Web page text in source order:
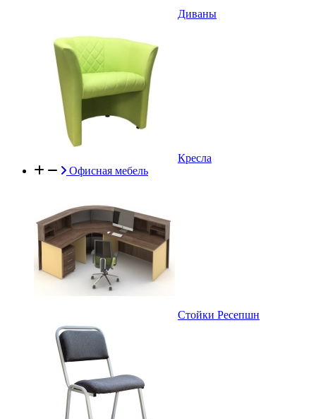
Диваны
Кресла
Офисная мебель
Стойки Ресепшн